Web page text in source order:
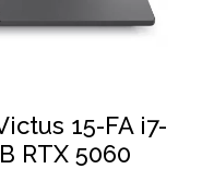
15-FA i7-
RTX 5060